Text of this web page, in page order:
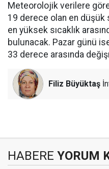
Meteorolojik verilere
19 derece olan en düşük
en yüksek sıcaklık
bulunacak. Pazar günü
33 derece arasında
Filiz Büyüktaş
HABERE YORUM